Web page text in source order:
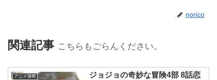
norico
関連記事 こちらもごらんください。
アニメ漫画
ジョジョの奇妙な冒険4部 8話恋